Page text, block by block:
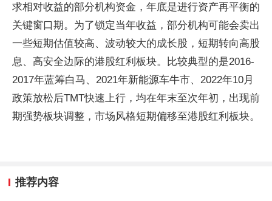
求相对收益的部分机构资金，年底是进行资产再平衡的
关键窗口期。为了锁定当年收益，部分机构可能会卖出
一些短期估值较高、波动较大的成长股，短期转向高股
息、高安全边际的港股红利板块。比较典型的是2016-
2017年蓝筹白马、2021年新能源车牛市、2022年10月
政策放松后TMT快速上行，均在年末至次年初，出现前
期强势板块调整，市场风格短期偏移至港股红利板块。
推荐内容